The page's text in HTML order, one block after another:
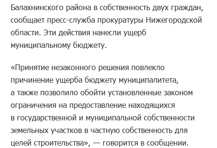
Балахнинского района в собственность двух граждан,
сообщает пресс-служба прокуратуры Нижегородской
области. Эти действия нанесли ущерб
муниципальному бюджету.
«Принятие незаконного решения повлекло
причинение ущерба бюджету муниципалитета,
а также позволило обойти установленные законом
ограничения на предоставление находящихся
в государственной и муниципальной собственности
земельных участков в частную собственность для
целей строительства», — говорится в сообщении.